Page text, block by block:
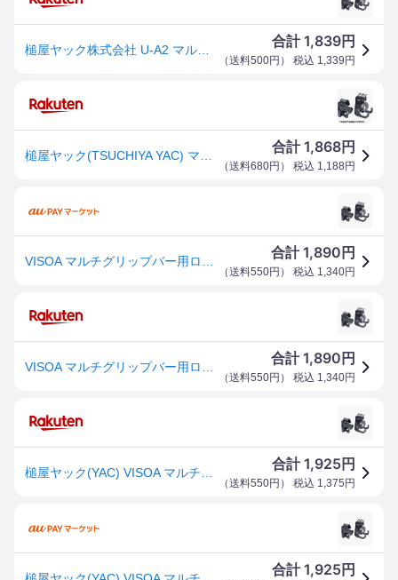
合計1,839円
（送料500円 ） 税込 1,339 円
合計1,868円
（送料680円 ） 税込 1,188 円
合計1,890 円
（送料550円 ） 税込 1,340円
合計1,890 円
（送料550円 ） 税込 1,340円
合計1,925円
（送料550円 ） 税込 1,375 円
合計1,925円